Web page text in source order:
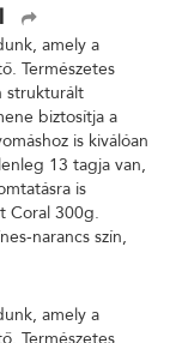
amely a
Természetes
strukturált
biztosítja a
is kiválóan
13 tagja van,
is
Coral 300g.
narancs szín,
amely a